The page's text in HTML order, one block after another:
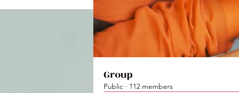
Group
Public · 112 members